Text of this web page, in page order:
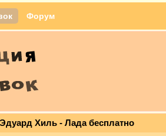
Форум
Хиль - Лада бесплатно